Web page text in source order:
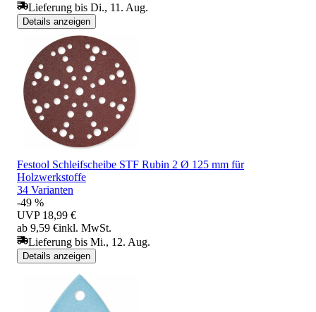
Lieferung bis Di., 11. Aug.
Details anzeigen
Festool Schleifscheibe STF Rubin 2 Ø 125 mm für
Holzwerkstoffe
34 Varianten
-49 %
UVP 18,99 €
ab 9,59 €inkl. MwSt.
Lieferung bis Mi., 12. Aug.
Details anzeigen